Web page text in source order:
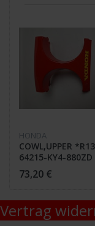
HONDA
COWL,UPPER
64215-KY4-880ZD
73,20 €
Vertrag